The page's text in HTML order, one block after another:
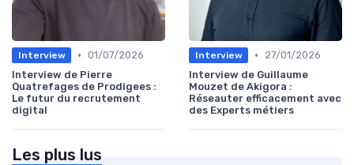
Interview • 01/07/2026
Interview de Pierre
Quatrefages de Prodigees :
Le futur du recrutement
digital
Interview •
27/01/2026
Interview de Guillaume
Mouzet de Akigora :
Réseauter efficacement avec
des Experts métiers
Les plus lus